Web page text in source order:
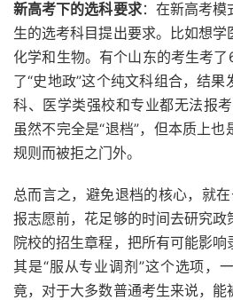
新高考下的选科要求：在新高考模
生的选考科目提出要求。比如想
化学和生物。有个山东的考生考
了“史地政”这个纯文科组合，结
科、医学类强校和专业都无法报
虽然不完全是“退档”，但本质上
规则而被拒之门外。
总而言之，避免退档的核心，就在
报志愿前，花足够的时间去研究政
院校的招生章程，把所有可能影
其是“服从专业调剂”这个选项，
竟，对于大多数普通考生来说，能